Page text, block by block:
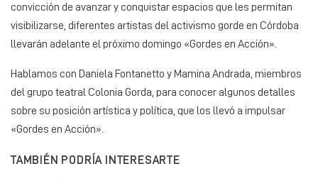
convicción de avanzar y conquistar espacios que les permitan
visibilizarse, diferentes artistas del activismo gorde en Córdoba
llevarán adelante el próximo domingo «Gordes en Acción».
Hablamos con Daniela Fontanetto y Mamina Andrada, miembros
del grupo teatral Colonia Gorda, para conocer algunos detalles
sobre su posición artística y política, que los llevó a impulsar
«Gordes en Acción».
TAMBIÉN PODRÍA INTERESARTE